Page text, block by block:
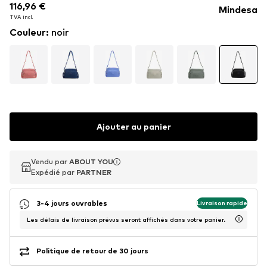
116,96 €
TVA incl.
116,96 €
TVA incl.
116,96 €
TVA incl.
Mindesa
Couleur: noir
Ajouter au panier
Vendu par ABOUT YOU
Expédié par PARTNER
Vendu par ABOUT YOU
Expédié par PARTNER
3-4 jours ouvrables Livraison rapide
Les délais de livraison prévus seront affichés dans votre panier.
Politique de retour de 30 jours